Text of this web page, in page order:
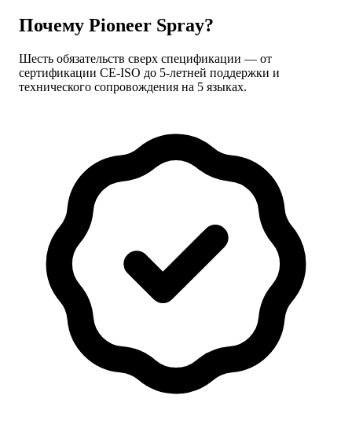
Почему Pioneer Spray?
Шесть обязательств сверх спецификации — от
сертификации CE-ISO до 5-летней поддержки и
технического сопровождения на 5 языках.